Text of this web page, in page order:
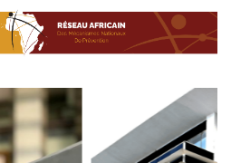
Skip
to
main
content